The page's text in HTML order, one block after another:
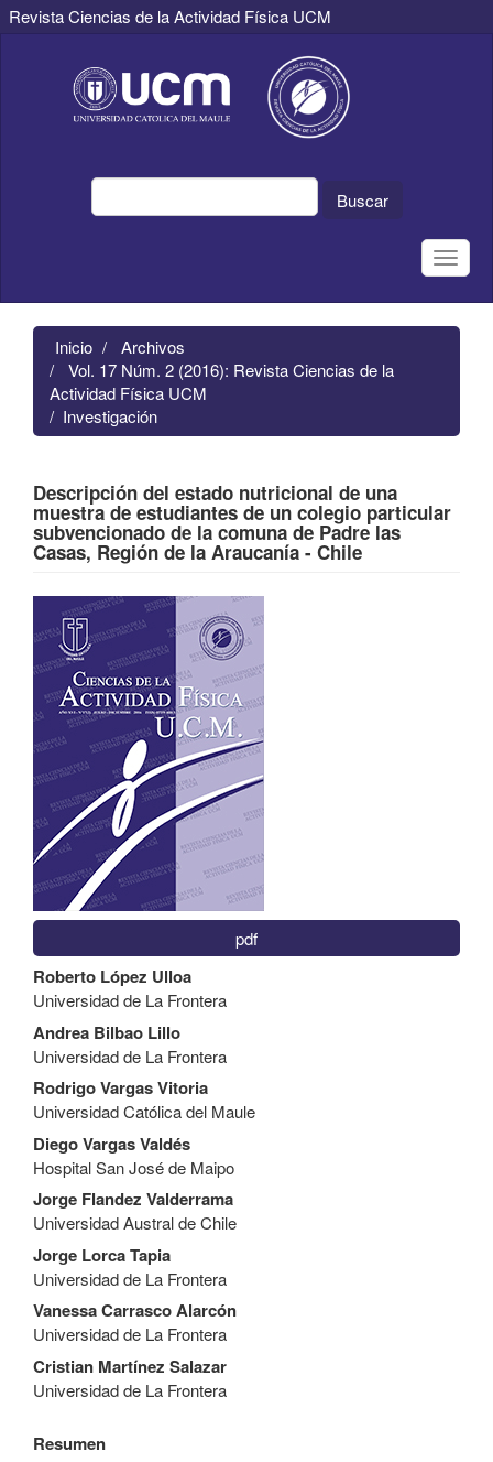
Revista Ciencias de la Actividad Física UCM
principal
Contenido
principal
Buscar
Toggle
Inicio
Archivos
Vol. 17 Núm. 2 (2016): Revista Ciencias de la
Actividad Física UCM
Investigación
Descripción del estado nutricional de una
muestra de estudiantes de un colegio particular
subvencionado de la comuna de Padre las
Casas, Región de la Araucanía - Chile
Barra
lateral
del
artículo
pdf
Contenido
principal
del
artículo
Roberto López Ulloa
Universidad de La Frontera
Andrea Bilbao Lillo
Universidad de La Frontera
Rodrigo Vargas Vitoria
Universidad Católica del Maule
Diego Vargas Valdés
Hospital San José de Maipo
Jorge Flandez Valderrama
Universidad Austral de Chile
Jorge Lorca Tapia
Universidad de La Frontera
Vanessa Carrasco Alarcón
Universidad de La Frontera
Cristian Martínez Salazar
Universidad de La Frontera
Resumen